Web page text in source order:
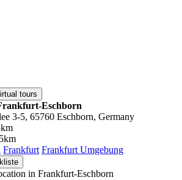
tours
Eschborn
3-5, 65760 Eschborn, Germany
Frankfurt Frankfurt Umgebung
in Frankfurt-Eschborn